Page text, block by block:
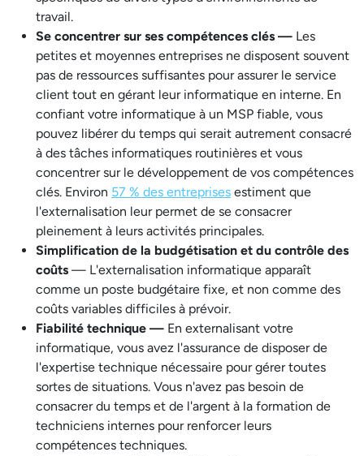
travail.
Se concentrer sur ses compétences clés — Les
petites et moyennes entreprises ne disposent souvent
pas de ressources suffisantes pour assurer le service
client tout en gérant leur informatique en interne. En
confiant votre informatique à un MSP fiable, vous
pouvez libérer du temps qui serait autrement consacré
à des tâches informatiques routinières et vous
concentrer sur le développement de vos compétences
clés. Environ 57 % des entreprises estiment que
l'externalisation leur permet de se consacrer
pleinement à leurs activités principales.
Simplification de la budgétisation et du contrôle des
coûts — L'externalisation informatique apparaît
comme un poste budgétaire fixe, et non comme des
coûts variables difficiles à prévoir.
Fiabilité technique — En externalisant votre
informatique, vous avez l'assurance de disposer de
l'expertise technique nécessaire pour gérer toutes
sortes de situations. Vous n'avez pas besoin de
consacrer du temps et de l'argent à la formation de
techniciens internes pour renforcer leurs
compétences techniques.